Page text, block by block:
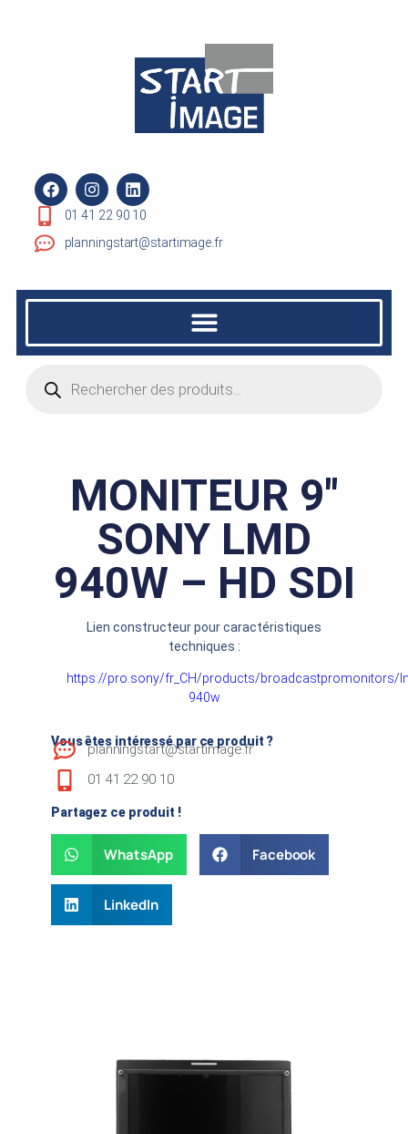
01 41 22 90 10
planningstart@startimage.fr
MONITEUR 9″
SONY LMD
940W – HD SDI
Lien constructeur pour caractéristiques
techniques :
https://pro.sony/fr_CH/products/broadcastpromonitors/
940w
Vous êtes intéressé par ce produit ?
planningstart@startimage.fr
01 41 22 90 10
Partagez ce produit !
WhatsApp Facebook
LinkedIn